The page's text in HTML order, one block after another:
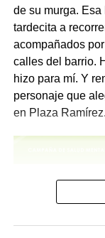
de su murga.
tardecita a
acompañados
calles del barrio.
hizo para mí. Y
personaje que
en Plaza Ramírez.
– “Historia y
veterana de